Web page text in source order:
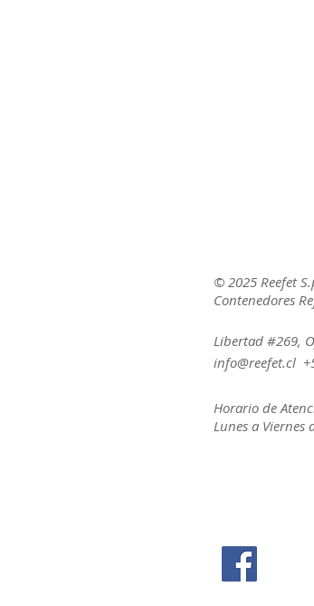
© 2025 Reefet
Contenedores
Libertad #269,
info@reefet.cl
Horario de
Lunes a Viernes